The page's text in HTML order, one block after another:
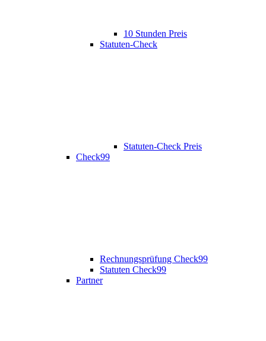
10 Stunden Preis
Statuten-Check
Statuten-Check Preis
Check99
Rechnungsprüfung Check99
Statuten Check99
Partner